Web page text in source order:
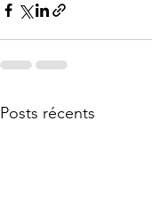
Posts récents